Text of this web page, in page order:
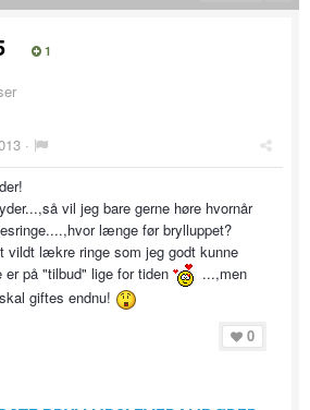
1
·
vil jeg bare gerne høre hvornår
længe før brylluppet?
vildt lækre ringe som jeg godt kunne
på "tilbud" lige for tiden
...,men
giftes endnu!
0